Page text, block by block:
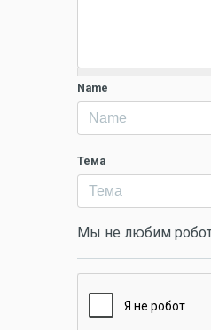
Name
Тема
Мы не любим